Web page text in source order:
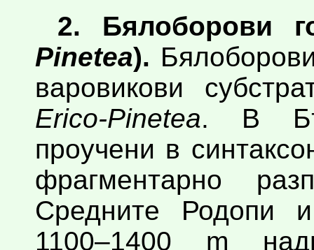
2. Бялоборови
Pinetea).
варовикови
Erico-Pinetea. В
проучени в
фрагментарно
Средните Родопи
1100–1400 m